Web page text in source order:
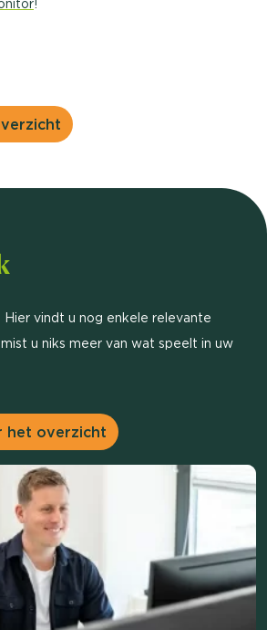
!
vindt u nog enkele relevante
u niks meer van wat speelt in uw
het overzicht